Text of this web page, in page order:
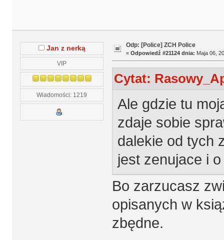
Jan z nerką
VIP
Wiadomości: 1219
Odp: [Police] ZCH Police
« Odpowiedź #21124 dnia: Maja 06,
Cytat:
Ale gdzie tu
zdaje sobie
dalekie od tych
jest zenujace i
Bo zarzucasz
opisanych w
zbędne.